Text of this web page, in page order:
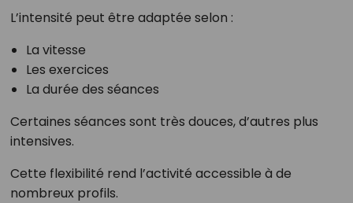
L’intensité peut être adaptée selon :
La vitesse
Les exercices
La durée des séances
Certaines séances sont très douces, d’autres plus
intensives.
Cette flexibilité rend l’activité accessible à de
nombreux profils.